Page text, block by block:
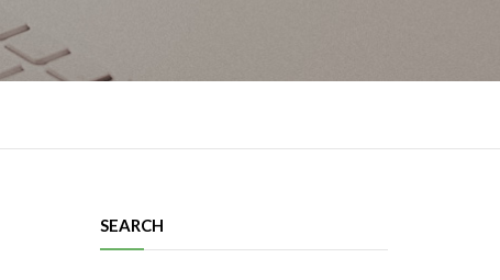
SEARCH